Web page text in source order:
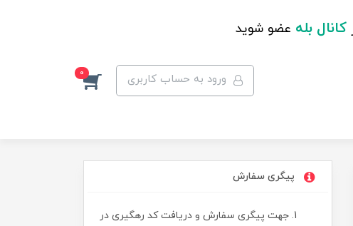
کانال بله عضو شوید
ورود به حساب کاربری 0
پیگری سفارش
جهت پیگری سفارش و دریافت کد رهگیری در